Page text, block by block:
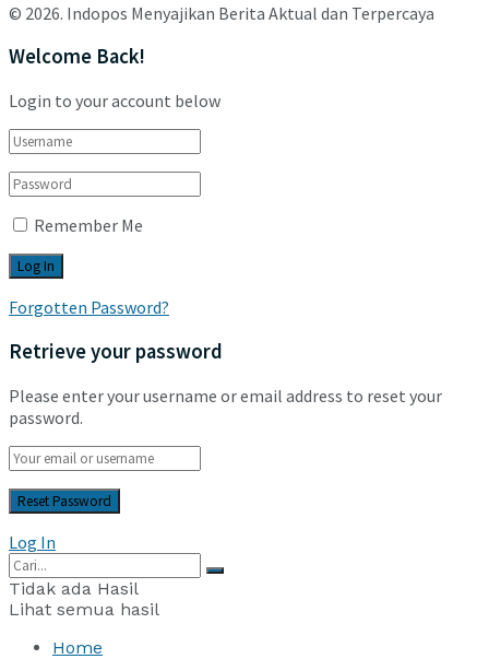
© 2026. Indopos Menyajikan Berita Aktual dan Terpercaya
Welcome Back!
Login to your account below
Remember Me
Forgotten Password?
Retrieve your password
Please enter your username or email address to reset your
password.
Log In
Tidak ada Hasil
Lihat semua hasil
Home